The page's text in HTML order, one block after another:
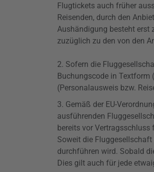
Flugtickets auch früher
Reisenden, durch den
Aushändigung besteht erst
zuzüglich zu den von den
2. Sofern die
Buchungscode in Textform
(Personalausweis bzw.
3. Gemäß der EU-
ausführenden
bereits vor
Soweit die
durchführen wird. Sobald
Dies gilt auch für jede